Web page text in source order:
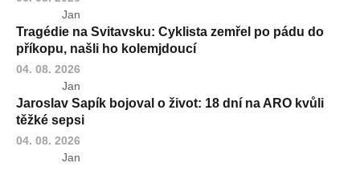
Jan
Tragédie na Svitavsku: Cyklista zemřel po pádu do
příkopu, našli ho kolemjdoucí
04. 08. 2026
Jan
Jaroslav Sapík bojoval o život: 18 dní na ARO kvůli
těžké sepsi
04. 08. 2026
Jan